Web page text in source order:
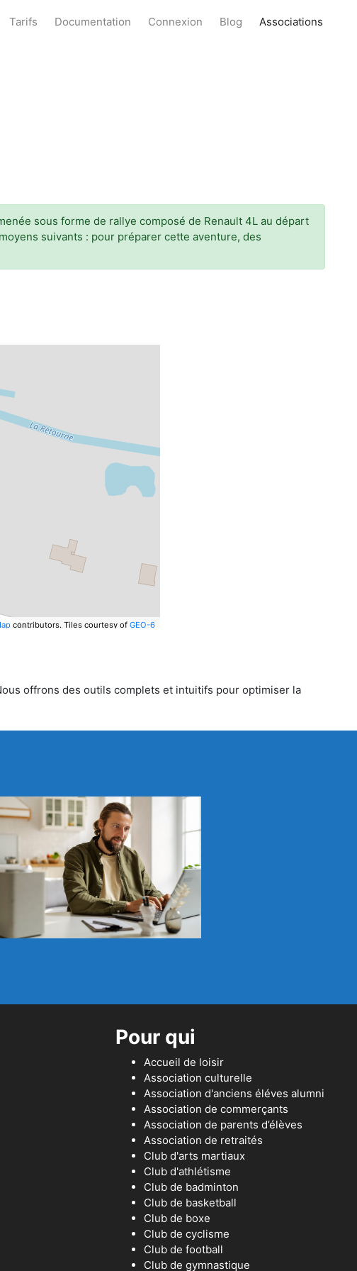
Tarifs Documentation Connexion Blog Associations
sous forme de rallye composé de Renault 4L au départ
suivants : pour préparer cette aventure, des
contributors. Tiles courtesy of GEO-6
offrons des outils complets et intuitifs pour optimiser la
Pour qui
Accueil de loisir
Association culturelle
Association d'anciens éléves alumni
Association de commerçants
Association de parents d’élèves
Association de retraités
Club d'arts martiaux
Club d'athlétisme
Club de badminton
Club de basketball
Club de boxe
Club de cyclisme
Club de football
Club de gymnastique